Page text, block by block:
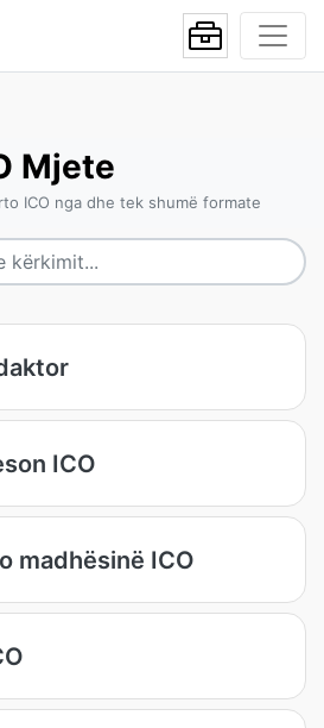
Mjete
ICO nga dhe tek shumë formate
ICO
madhësinë ICO